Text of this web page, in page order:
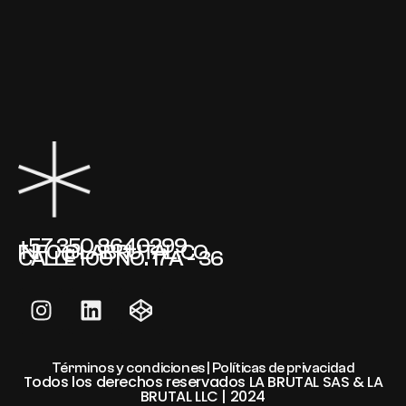
+57 350 8640299
INFO@LABRUTAL.CO
CALLE 100 NO. 17A - 36
Términos y condiciones | Políticas de privacidad
Todos los derechos reservados LA BRUTAL SAS & LA
BRUTAL LLC | 2024